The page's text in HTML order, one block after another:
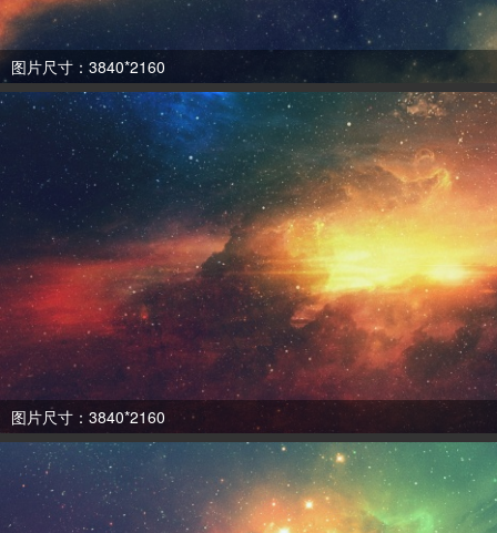
图片尺寸：3840*2160
图片尺寸：3840*2160